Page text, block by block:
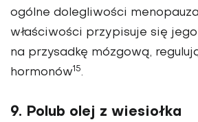
ogólne dolegliwości
właściwości przypisuje się
na przysadkę mózgową,
hormonów15.
9. Polub olej z wiesiołka